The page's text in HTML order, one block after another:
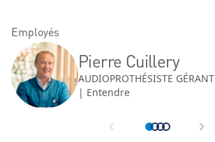
Employés
Pierre Cuillery
AUDIOPROTHÉSISTE GÉRANT
| Entendre